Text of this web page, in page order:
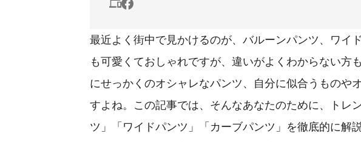
最近よく街中で見かけるのが、バルーンパンツ、ワイ
も可愛くておしゃれですが、違いがよくわからない方
にせっかくのオシャレなパンツ、自分に似合うものや
すよね。この記事では、そんなあなたのために、トレ
ツ」「ワイドパンツ」「カーブパンツ」を徹底的に解